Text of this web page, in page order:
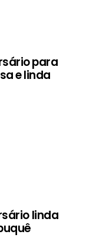
para
e linda
linda